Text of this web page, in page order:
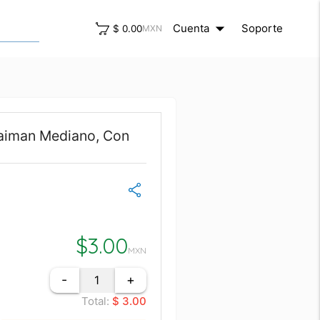
$ 0.00MXN Cuenta arrow_drop_down Soporte
Mediano, Con
$3.00MXN
- +
Total:$ 3.00